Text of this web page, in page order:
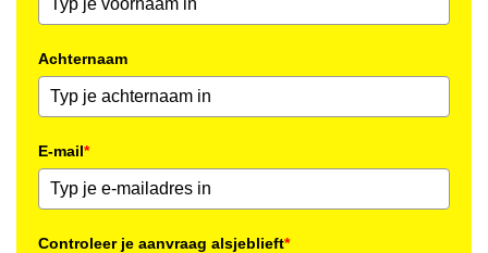
Achternaam
E-mail*
Controleer je aanvraag alsjeblieft*